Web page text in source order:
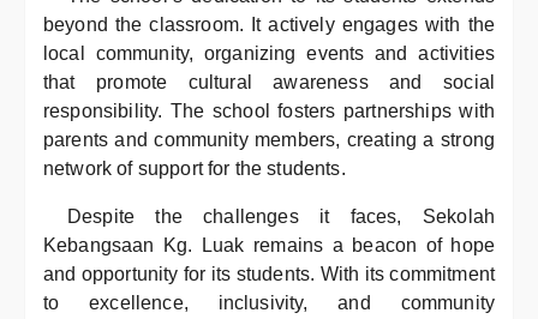
beyond the classroom. It actively engages with the
local community, organizing events and activities
that promote cultural awareness and social
responsibility. The school fosters partnerships with
parents and community members, creating a strong
network of support for the students.
Despite the challenges it faces, Sekolah
Kebangsaan Kg. Luak remains a beacon of hope
and opportunity for its students. With its commitment
to excellence, inclusivity, and community